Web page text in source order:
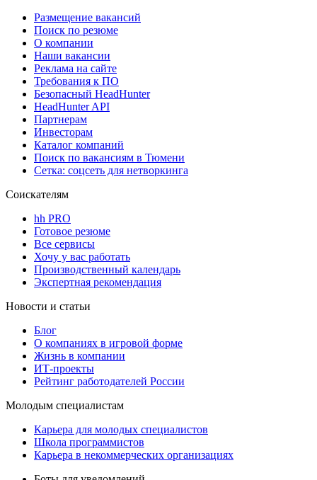
Размещение вакансий
Поиск по резюме
О компании
Наши вакансии
Реклама на сайте
Требования к ПО
Безопасный HeadHunter
HeadHunter API
Партнерам
Инвесторам
Каталог компаний
Поиск по вакансиям в Тюмени
Сетка: соцсеть для нетворкинга
Соискателям
hh PRO
Готовое резюме
Все сервисы
Хочу у вас работать
Производственный календарь
Экспертная рекомендация
Новости и статьи
Блог
О компаниях в игровой форме
Жизнь в компании
ИТ-проекты
Рейтинг работодателей России
Молодым специалистам
Карьера для молодых специалистов
Школа программистов
Карьера в некоммерческих организациях